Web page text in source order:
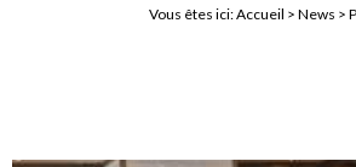
Vous êtes ici:Accueil > News >